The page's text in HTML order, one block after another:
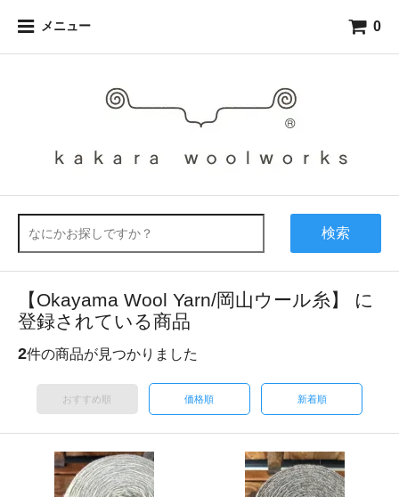
メニュー 0
検索
【Okayama Wool Yarn/岡山ウール糸】 に
登録されている商品
2件の商品が見つかりました
おすすめ順 価格順 新着順